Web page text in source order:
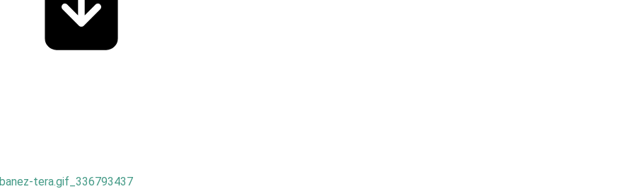
tera.gif_336793437